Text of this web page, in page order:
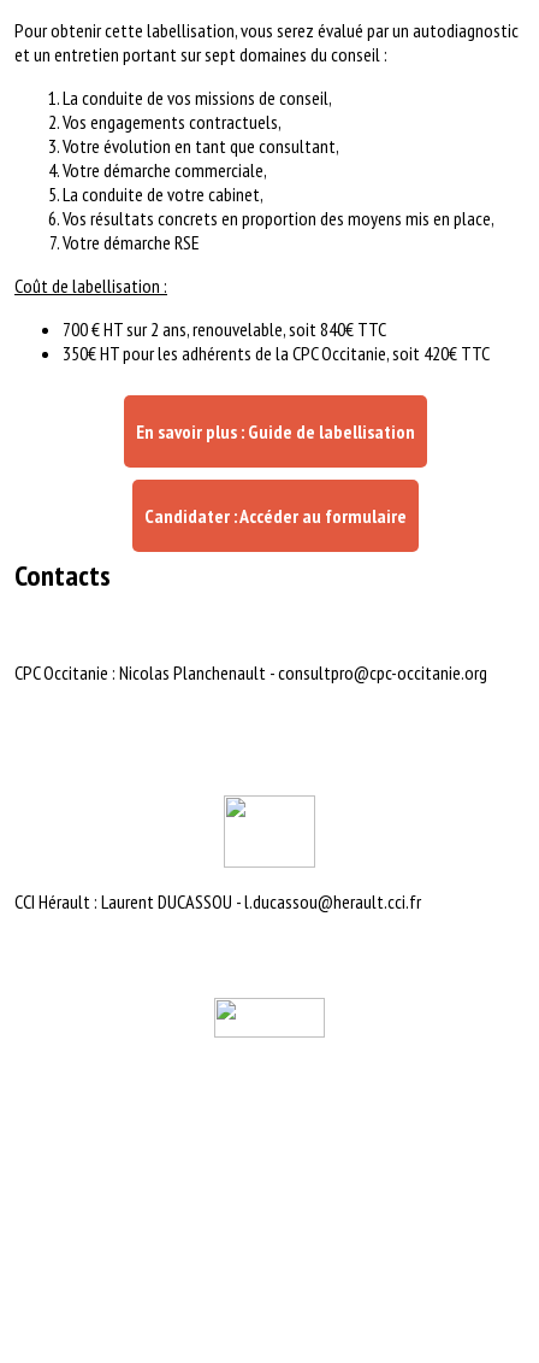
Pour obtenir cette labellisation, vous serez évalué par un autodiagnostic
et un entretien portant sur sept domaines du conseil :
La conduite de vos missions de conseil,
Vos engagements contractuels,
Votre évolution en tant que consultant,
Votre démarche commerciale,
La conduite de votre cabinet,
Vos résultats concrets en proportion des moyens mis en place,
Votre démarche RSE
Coût de labellisation :
700 € HT sur 2 ans, renouvelable, soit 840€ TTC
350€ HT pour les adhérents de la CPC Occitanie, soit 420€ TTC
En savoir plus : Guide de labellisation
Candidater : Accéder au formulaire
Contacts
CPC Occitanie : Nicolas Planchenault - consultpro@cpc-occitanie.org
CCI Hérault : Laurent DUCASSOU - l.ducassou@herault.cci.fr